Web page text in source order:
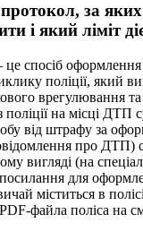
за
і який ліміт
спосіб
поліції, який
врегулювання
на місці ДТП
від штрафу за
про ДТП)
вигляді (на
для
міститься в
файла поліса на